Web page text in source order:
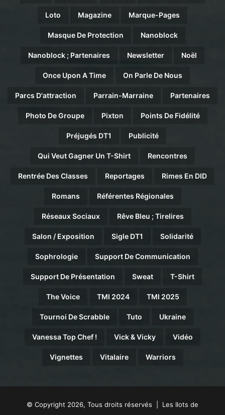
Loto Magazine Marque-Pages
Masque De Protection Nanoblock
Nanoblock ; Partenaires Newsletter Noël
Once Upon A Time On Parle De Nous
Parcs D'attraction Parrain-Marraine Partenaires
Photo De Groupe Pixton Points De Fidélité
Préjugés DT1 Publicité
Qui Veut Gagner Un T-Shirt Rencontres
Rentrée Des Classes Reportages Rimes En DID
Romans Référentes Régionales
Réseaux Sociaux Rêve Bleu ; Tirelires
Salon / Exposition Sigle DT1 Solidarité
Sophrologie Support De Communication
Support De Présentation Sweat T-Shirt
The Voice TMI 2024 TMI 2025
Tournoi De Scrabble Tuto Ukraine
Vanessa Top Chef ! Vick & Vicky Vidéo
Vignettes Vitalaire Warriors
© Copyright 2026, Tous droits réservés | Les Ilots de